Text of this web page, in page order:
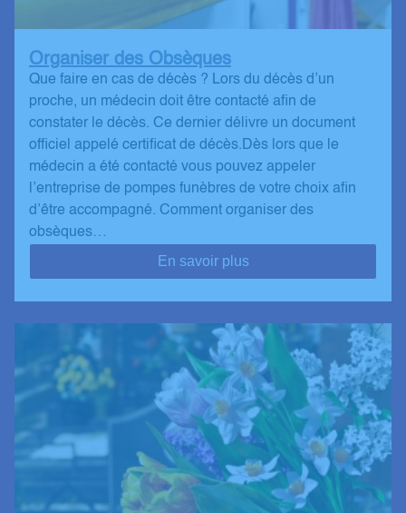
Organiser des Obsèques
Que faire en cas de décès ? Lors du décès d’un
proche, un médecin doit être contacté afin de
constater le décès. Ce dernier délivre un document
officiel appelé certificat de décès.Dès lors que le
médecin a été contacté vous pouvez appeler
l’entreprise de pompes funèbres de votre choix afin
d’être accompagné. Comment organiser des
obsèques…
En savoir plus